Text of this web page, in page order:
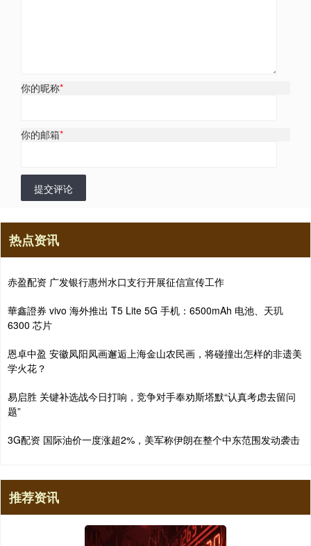
你的昵称*
你的邮箱*
提交评论
热点资讯
赤盈配资 广发银行惠州水口支行开展征信宣传工作
華鑫證券 vivo 海外推出 T5 Lite 5G 手机：6500mAh 电池、天玑
6300 芯片
恩卓中盈 安徽凤阳凤画邂逅上海金山农民画，将碰撞出怎样的非遗美
学火花？
易启胜 关键补选战今日打响，竞争对手奉劝斯塔默“认真考虑去留问
题”
3G配资 国际油价一度涨超2%，美军称伊朗在整个中东范围发动袭击
推荐资讯